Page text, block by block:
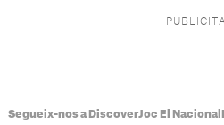
Segueix-nos a DiscoverJoc El Nacional